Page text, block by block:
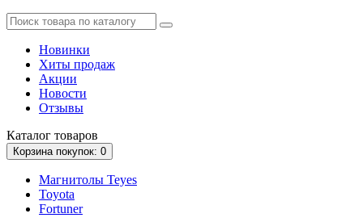
Новинки
Хиты продаж
Акции
Новости
Отзывы
Каталог товаров
Корзина покупок: 0
Магнитолы Teyes
Toyota
Fortuner